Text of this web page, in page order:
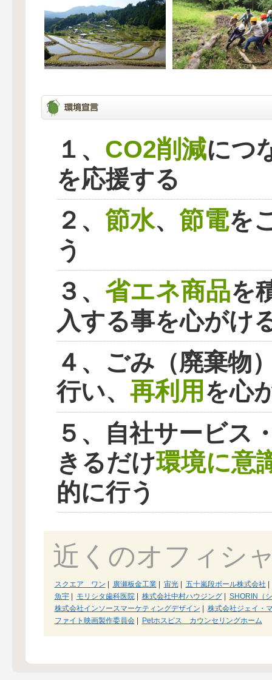
１、 CO2削減につ
を応援する
２、 節水、 節電を
う
３、 省エネ商品を
入する事を心がけ
４、ごみ（廃棄物
行い、 再利用を心
５、自社サービス
きるだけ環境に意
的に行う
近くのオフィシ
スクエア ワン 廣瀬板金工業| 宙光| 五十嵐段ボール株式会社
魚宇| モリシタ歯科医院| 株式会社中村ハウジング|
SHORIN（
株式会社インソースマーケティングデザイン
株式会社ジェイ・
ファイト映画製作委員会| Petホスピス カウンセリングホーム